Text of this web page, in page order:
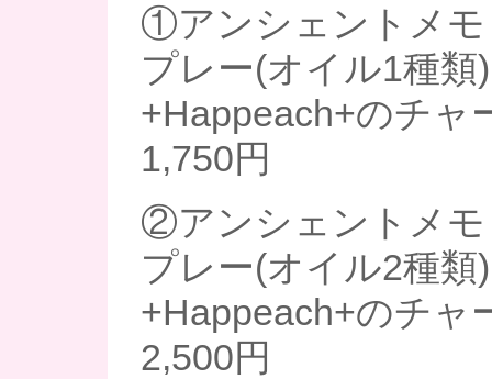
①アンシェントメモ
プレー(オイル1種類)
+Happeach+のチャ
1,750円
②アンシェントメモ
プレー(オイル2種類)
+Happeach+のチャ
2,500円